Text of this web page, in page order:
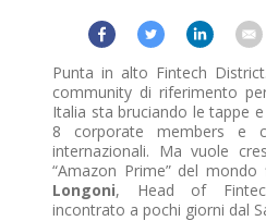
Punta in alto Fintech
community di riferimento
Italia sta bruciando le tappe
8 corporate members e
internazionali. Ma vuole
“Amazon Prime” del
Longoni, Head of
incontrato a pochi giorni dal